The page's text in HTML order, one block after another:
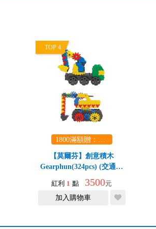
TOP 4
1800滿額贈：口袋玩具一份（隨機出貨） (summer read)
【莫爾芬】創意積木
Gearphun(324pcs) (交通工
具)
紅利 1 點 3500元
加入購物車